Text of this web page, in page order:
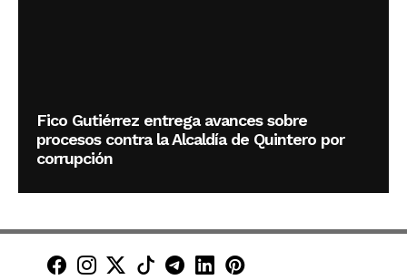
Fico Gutiérrez entrega avances sobre
procesos contra la Alcaldía de Quintero por
corrupción
Minuto30 en Facebook
Minuto30 en Instagram
Minuto30 en X (Twitter)
Minuto30 en TikTok
Canal de Minuto30 en
Minuto30 en LinkedIn
Minuto30 en